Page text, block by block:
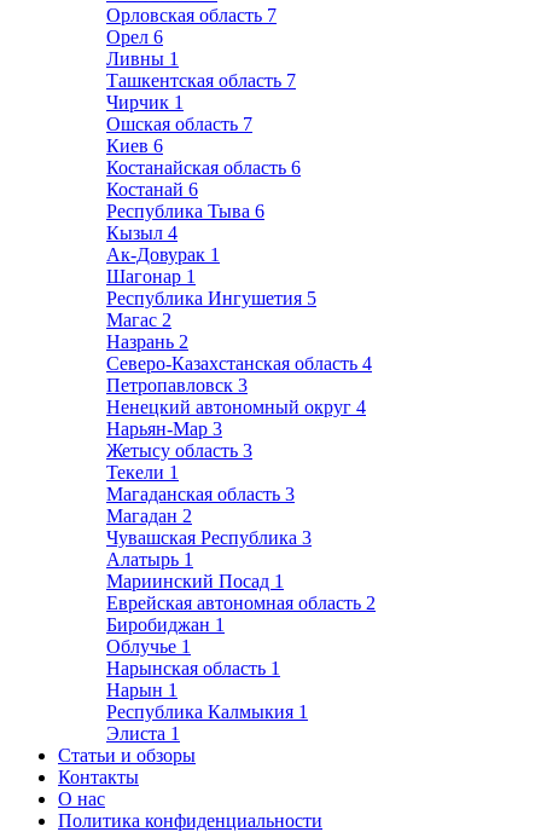
Орловская область 7
Орел 6
Ливны 1
Ташкентская область 7
Чирчик 1
Ошская область 7
Киев 6
Костанайская область 6
Костанай 6
Республика Тыва 6
Кызыл 4
Ак-Довурак 1
Шагонар 1
Республика Ингушетия 5
Магас 2
Назрань 2
Северо-Казахстанская область 4
Петропавловск 3
Ненецкий автономный округ 4
Нарьян-Мар 3
Жетысу область 3
Текели 1
Магаданская область 3
Магадан 2
Чувашская Республика 3
Алатырь 1
Мариинский Посад 1
Еврейская автономная область 2
Биробиджан 1
Облучье 1
Нарынская область 1
Нарын 1
Республика Калмыкия 1
Элиста 1
Статьи и обзоры
Контакты
О нас
Политика конфиденциальности